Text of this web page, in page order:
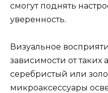
смогут поднять
уверенность.
Визуальное
зависимости от таких
серебристый или
микроаксессуары